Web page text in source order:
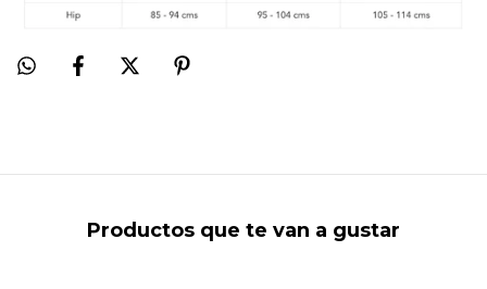
Productos que te van a gustar